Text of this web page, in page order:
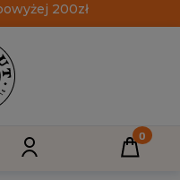
200zł